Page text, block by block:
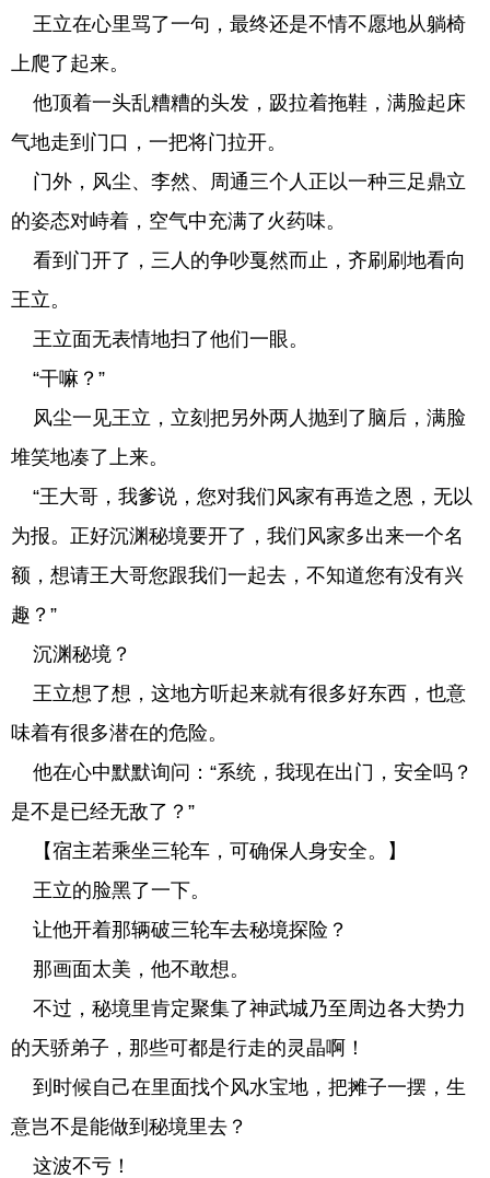
王立在心里骂了一句，最终还是不情不愿地从躺椅
上爬了起来。
他顶着一头乱糟糟的头发，趿拉着拖鞋，满脸起床
气地走到门口，一把将门拉开。
门外，风尘、李然、周通三个人正以一种三足鼎立
的姿态对峙着，空气中充满了火药味。
看到门开了，三人的争吵戛然而止，齐刷刷地看向
王立。
王立面无表情地扫了他们一眼。
“干嘛？”
风尘一见王立，立刻把另外两人抛到了脑后，满脸
堆笑地凑了上来。
“王大哥，我爹说，您对我们风家有再造之恩，无以
为报。正好沉渊秘境要开了，我们风家多出来一个名
额，想请王大哥您跟我们一起去，不知道您有没有兴
趣？”
沉渊秘境？
王立想了想，这地方听起来就有很多好东西，也意
味着有很多潜在的危险。
他在心中默默询问：“系统，我现在出门，安全吗？
是不是已经无敌了？”
【宿主若乘坐三轮车，可确保人身安全。】
王立的脸黑了一下。
让他开着那辆破三轮车去秘境探险？
那画面太美，他不敢想。
不过，秘境里肯定聚集了神武城乃至周边各大势力
的天骄弟子，那些可都是行走的灵晶啊！
到时候自己在里面找个风水宝地，把摊子一摆，生
意岂不是能做到秘境里去？
这波不亏！